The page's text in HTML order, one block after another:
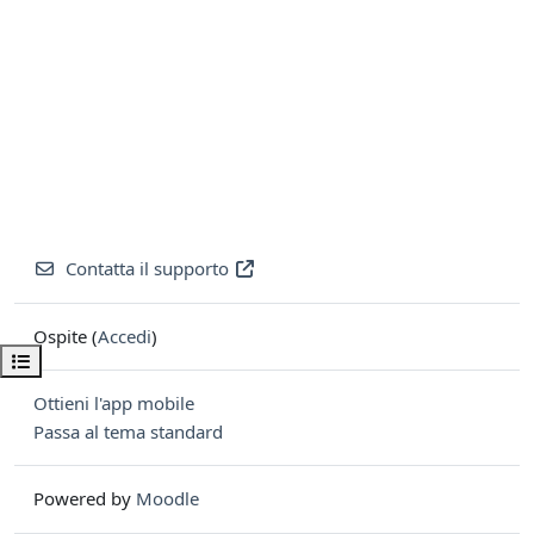
Apri indice del corso
Contatta il supporto
Ospite (Accedi)
Ottieni l'app mobile
Passa al tema standard
Powered by Moodle